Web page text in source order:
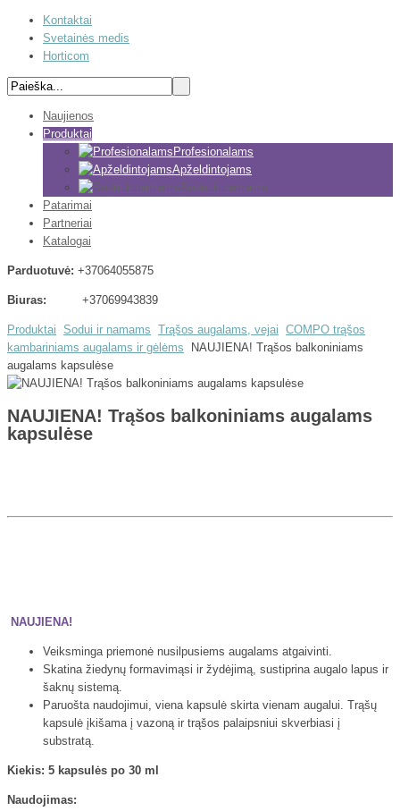
Kontaktai
Svetainės medis
Horticom
Naujienos
Produktai
Profesionalams
Apželdintojams
Sodui ir namams
Patarimai
Partneriai
Katalogai
Parduotuvė: +37064055875
Biuras: +37069943839
Produktai Sodui ir namams Trąšos augalams, vejai COMPO trąšos
kambariniams augalams ir gėlėms
NAUJIENA! Trąšos balkoniniams
augalams kapsulėse
NAUJIENA! Trąšos balkoniniams augalams
kapsulėse
NAUJIENA!
Veiksminga priemonė nusilpusiems augalams atgaivinti.
Skatina žiedynų formavimąsi ir žydėjimą, sustiprina augalo lapus ir
šaknų sistemą.
Paruošta naudojimui, viena kapsulė skirta vienam augalui. Trąšų
kapsulė įkišama į vazoną ir trąšos palaipsniui skverbiasi į
substratą.
Kiekis: 5 kapsulės po 30 ml
Naudojimas: